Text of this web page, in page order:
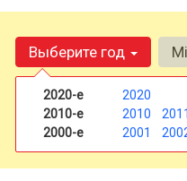
Выберите год
2020-е
2020
2010-е
2010 2011
2000-е
2001